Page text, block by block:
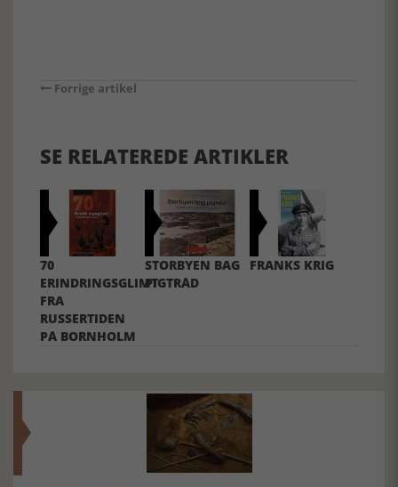
Forrige artikel
SE RELATEREDE ARTIKLER
70
ERINDRINGSGLIMT
FRA
RUSSERTIDEN
PÅ BORNHOLM
STORBYEN BAG
PIGTRÅD
FRANKS KRIG